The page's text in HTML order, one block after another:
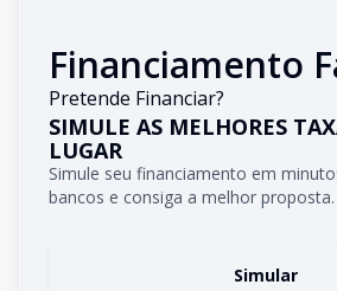
Financiamento
Pretende Financiar?
SIMULE AS MELHORES
LUGAR
Simule seu financiamento em
bancos e consiga a melhor proposta.
Simular